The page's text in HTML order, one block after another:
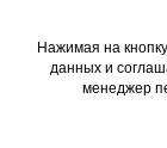
Нажимая на
данных и
менеджер